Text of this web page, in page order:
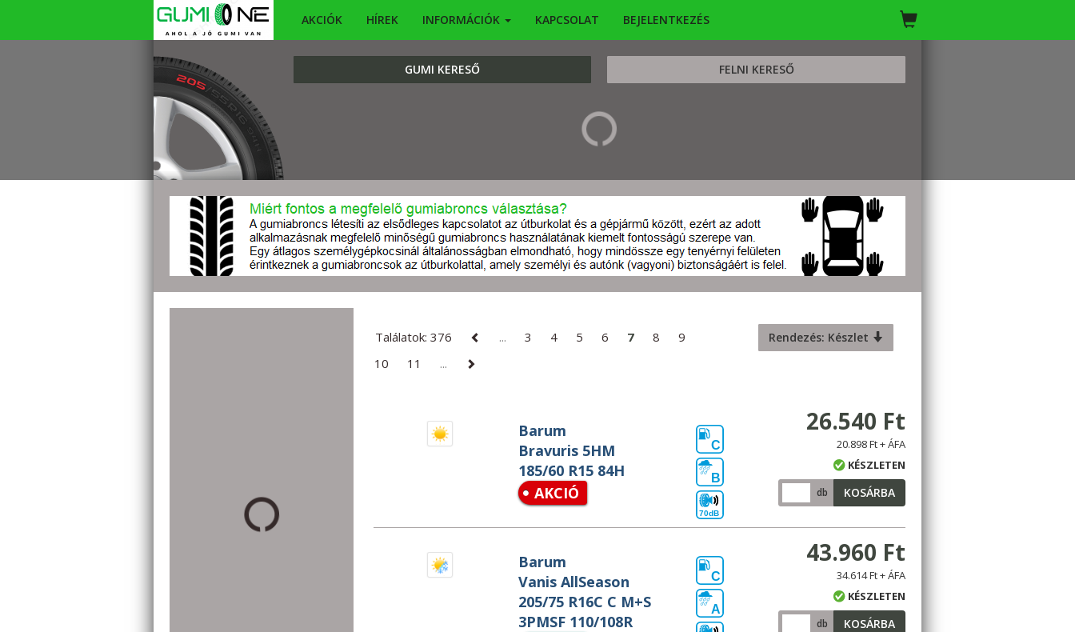
AKCIÓK HÍREK INFORMÁCIÓK KAPCSOLAT BEJELENTKEZÉS
GUMI KERESŐ FELNI KERESŐ
KERESÉS
Találatok: 376 ... 3 4 5 6 7 8
9
10
11 ...
Rendezés: Készlet
Barum
Bravuris 5HM
185/60 R15 84H
AKCIÓ
C
B
70dB
26.540 Ft
20.898 Ft + ÁFA
KÉSZLETEN
db KOSÁRBA
Barum
Vanis AllSeason
205/75 R16C C M+S
3PMSF 110/108R
C
A
43.960 Ft
34.614 Ft + ÁFA
KÉSZLETEN
db KOSÁRBA